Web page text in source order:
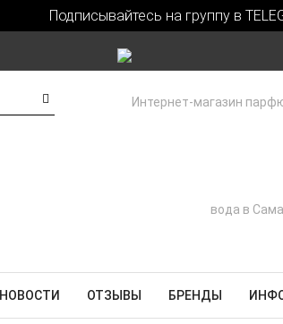
Подписывайтесь на группу в
НОВОСТИ ОТЗЫВЫ БРЕНДЫ